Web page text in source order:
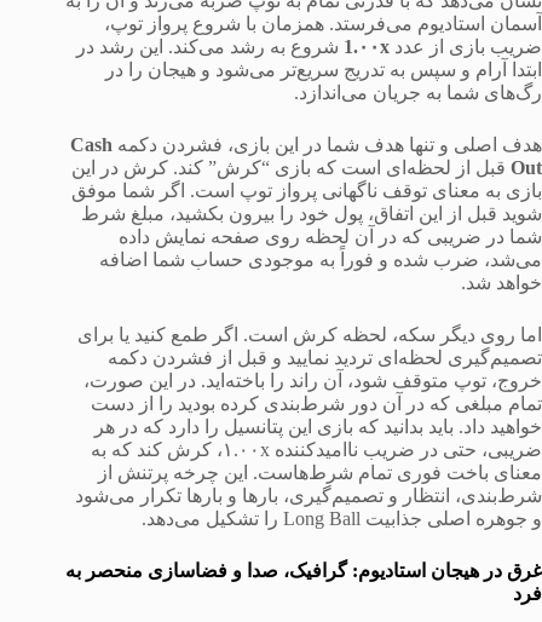
آسمان استادیوم می‌فرستد. همزمان با شروع پرواز توپ،
ضریب بازی از عدد 1.۰۰x شروع به رشد می‌کند. این رشد در
ابتدا آرام و سپس به تدریج سریع‌تر می‌شود و هیجان را در
رگ‌های شما به جریان می‌اندازد.
هدف اصلی و تنها هدف شما در این بازی، فشردن دکمه Cash
Out قبل از لحظه‌ای است که بازی “کرش” کند. کرش در این
بازی به معنای توقف ناگهانی پرواز توپ است. اگر شما موفق
شوید قبل از این اتفاق، پول خود را بیرون بکشید، مبلغ شرط
شما در ضریبی که در آن لحظه روی صفحه نمایش داده
می‌شد، ضرب شده و فوراً به موجودی حساب شما اضافه
خواهد شد.
اما روی دیگر سکه، لحظه کرش است. اگر طمع کنید یا برای
تصمیم‌گیری لحظه‌ای تردید نمایید و قبل از فشردن دکمه
خروج، توپ متوقف شود، آن راند را باخته‌اید. در این صورت،
تمام مبلغی که در آن دور شرط‌بندی کرده بودید را از دست
خواهید داد. باید بدانید که بازی این پتانسیل را دارد که در هر
ضریبی، حتی در ضریب ناامیدکننده ۱.۰۰x، کرش کند که به
معنای باخت فوری تمام شرط‌هاست. این چرخه پرتنش از
شرط‌بندی، انتظار و تصمیم‌گیری، بارها و بارها تکرار می‌شود
و جوهره اصلی جذابیت Long Ball را تشکیل می‌دهد.
غرق در هیجان استادیوم: گرافیک، صدا و فضاسازی منحصر به
فرد